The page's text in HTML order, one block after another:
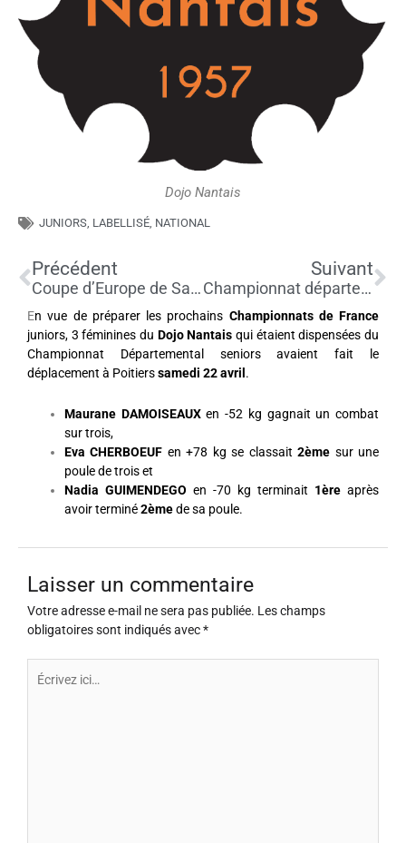
Dojo Nantais
JUNIORS, LABELLISÉ, NATIONAL
Précédent
Précédent
Coupe d’Europe de Saint-Pétersbourg
Suivant
Championnat départemental seniors
En vue de préparer les prochains Championnats de France
juniors, 3 féminines du Dojo Nantais qui étaient dispensées du
Championnat Départemental seniors avaient fait le
déplacement à Poitierssamedi 22 avril .
Maurane DAMOISEAUXen -52 kg gagnait un combat
sur trois,
Eva CHERBOEUF en +78 kg se classait2ème sur une
poule de trois et
Nadia GUIMENDEGO en -70 kg terminait 1ère après
avoir terminé2èmede sa poule.
Laisser un commentaire
Votre adresse e-mail ne sera pas publiée. Les champs
obligatoires sont indiqués avec*
ici…